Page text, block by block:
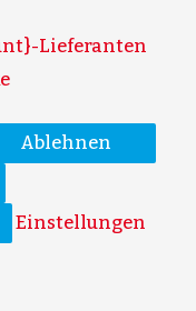
Lieferanten
Ablehnen
Einstellungen